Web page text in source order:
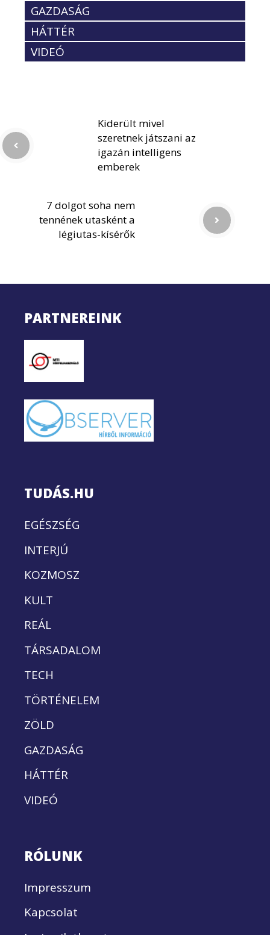
GAZDASÁG
HÁTTÉR
VIDEÓ
Kiderült mivel
szeretnek játszani az
igazán intelligens
emberek
7 dolgot soha nem
tennének utasként a
légiutas-kísérők
PARTNEREINK
TUDÁS.HU
EGÉSZSÉG
INTERJÚ
KOZMOSZ
KULT
REÁL
TÁRSADALOM
TECH
TÖRTÉNELEM
ZÖLD
GAZDASÁG
HÁTTÉR
VIDEÓ
RÓLUNK
Impresszum
Kapcsolat